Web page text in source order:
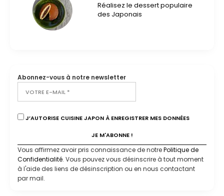
Réalisez le dessert populaire
des Japonais
Abonnez-vous à notre newsletter
J’AUTORISE CUISINE JAPON À ENREGISTRER MES DONNÉES
Vous affirmez avoir pris connaissance de notrePolitique de
Confidentialité. Vous pouvez vous désinscrire à tout moment
à l'aide des liens de désinscription ou en nous contactant
par mail.